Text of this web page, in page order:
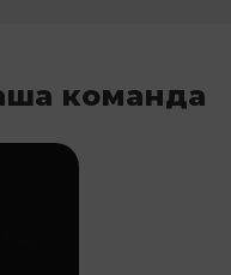
команда